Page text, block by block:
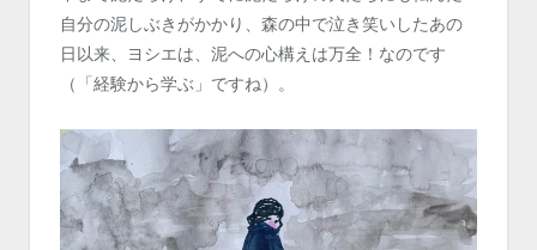
自分の泥しぶきがかかり、森の中で泣き笑いしたあの
日以来、ヨシエは、泥への心構えは万全！なのです
（「経験から学ぶ」ですね）。